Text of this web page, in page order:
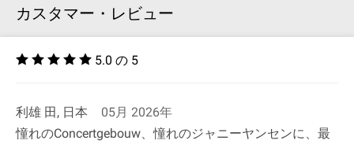
カスタマー・レビュー
5.0 の 5
利雄 田, 日本
05月 2026年
憧れのConcertgebouw、憧れのジャニーヤンセンに、最